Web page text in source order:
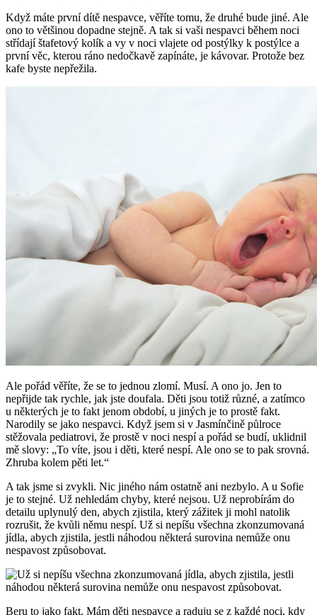
Když máte první dítě nespavce, věříte tomu, že druhé bude jiné. Ale
ono to většinou dopadne stejně. A tak si vaši nespavci během noci
střídají štafetový kolík a vy v noci vlajete od postýlky k postýlce a
první věc, kterou ráno nedočkavě zapínáte, je kávovar. Protože bez
kafe byste nepřežila.
Ale pořád věříte, že se to jednou zlomí. Musí. A ono jo. Jen to
nepřijde tak rychle, jak jste doufala. Děti jsou totiž různé, a zatímco
u některých je to fakt jenom období, u jiných je to prostě fakt.
Narodily se jako nespavci. Když jsem si v Jasmínčině půlroce
stěžovala pediatrovi, že prostě v noci nespí a pořád se budí, uklidnil
mě slovy: „To víte, jsou i děti, které nespí. Ale ono se to pak srovná.
Zhruba kolem pěti let.“
A tak jsme si zvykli. Nic jiného nám ostatně ani nezbylo. A u Sofie
je to stejné. Už nehledám chyby, které nejsou. Už neprobírám do
detailu uplynulý den, abych zjistila, který zážitek ji mohl natolik
rozrušit, že kvůli němu nespí. Už si nepíšu všechna zkonzumovaná
jídla, abych zjistila, jestli náhodou některá surovina nemůže onu
nespavost způsobovat.
Beru to jako fakt. Mám děti nespavce a raduju se z každé noci, kdy